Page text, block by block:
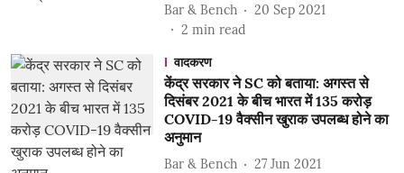
Bar & Bench
20 Sep 2021
2 min read
वादकरण
केंद्र सरकार ने SC को बताया: अगस्त से
दिसंबर 2021 के बीच भारत में 135 करोड़
COVID-19 वैक्सीन खुराक उपलब्ध होने का
अनुमान
Bar & Bench
27 Jun 2021